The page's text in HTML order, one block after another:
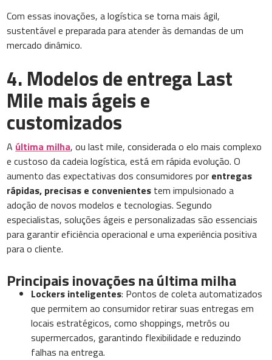
Com essas inovações, a logística se torna mais ágil,
sustentável e preparada para atender às demandas de um
mercado dinâmico.
4. Modelos de entrega Last
Mile mais ágeis e
customizados
A última milha, ou last mile, considerada o elo mais complexo
e custoso da cadeia logística, está em rápida evolução. O
aumento das expectativas dos consumidores por entregas
rápidas, precisas e convenientes tem impulsionado a
adoção de novos modelos e tecnologias. Segundo
especialistas, soluções ágeis e personalizadas são essenciais
para garantir eficiência operacional e uma experiência positiva
para o cliente.
Principais inovações na última milha
Lockers inteligentes: Pontos de coleta automatizados
que permitem ao consumidor retirar suas entregas em
locais estratégicos, como shoppings, metrôs ou
supermercados, garantindo flexibilidade e reduzindo
falhas na entrega.